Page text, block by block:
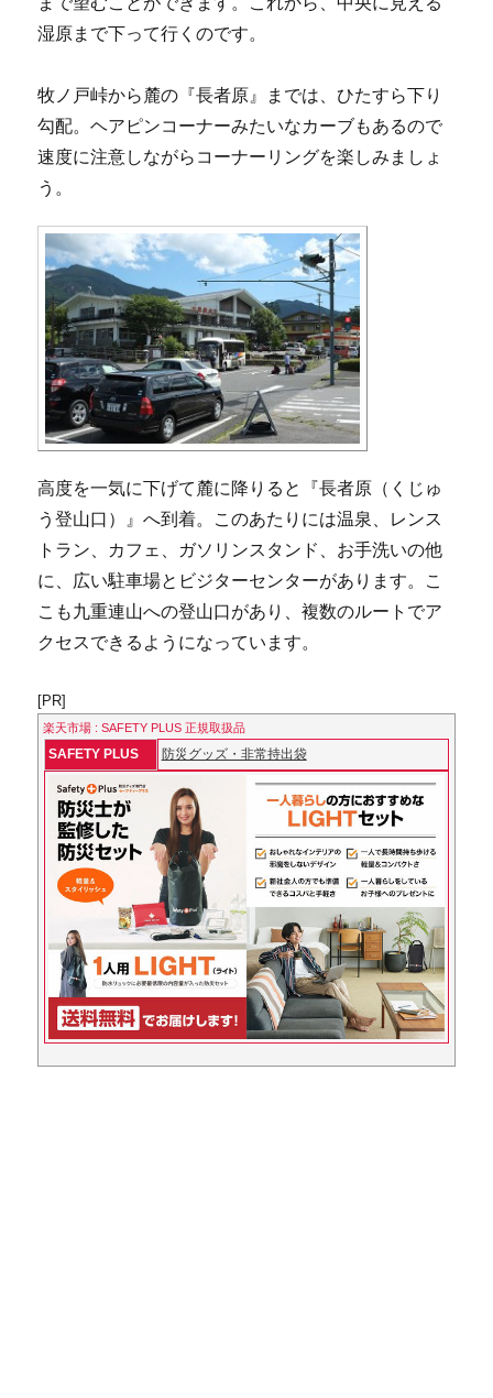
湿原まで下って行くのです。
牧ノ戸峠から麓の『長者原』までは、ひたすら下り
勾配。ヘアピンコーナーみたいなカーブもあるので
速度に注意しながらコーナーリングを楽しみましょ
う。
高度を一気に下げて麓に降りると『長者原（くじゅ
う登山口）』へ到着。このあたりには温泉、レンス
トラン、カフェ、ガソリンスタンド、お手洗いの他
に、広い駐車場とビジターセンターがあります。こ
こも九重連山への登山口があり、複数のルートでア
クセスできるようになっています。
[PR]
楽天市場 : SAFETY PLUS 正規取扱品
SAFETY PLUS 防災グッズ・非常持出袋